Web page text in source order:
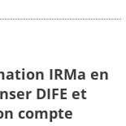
IRMa en
DIFE et
compte